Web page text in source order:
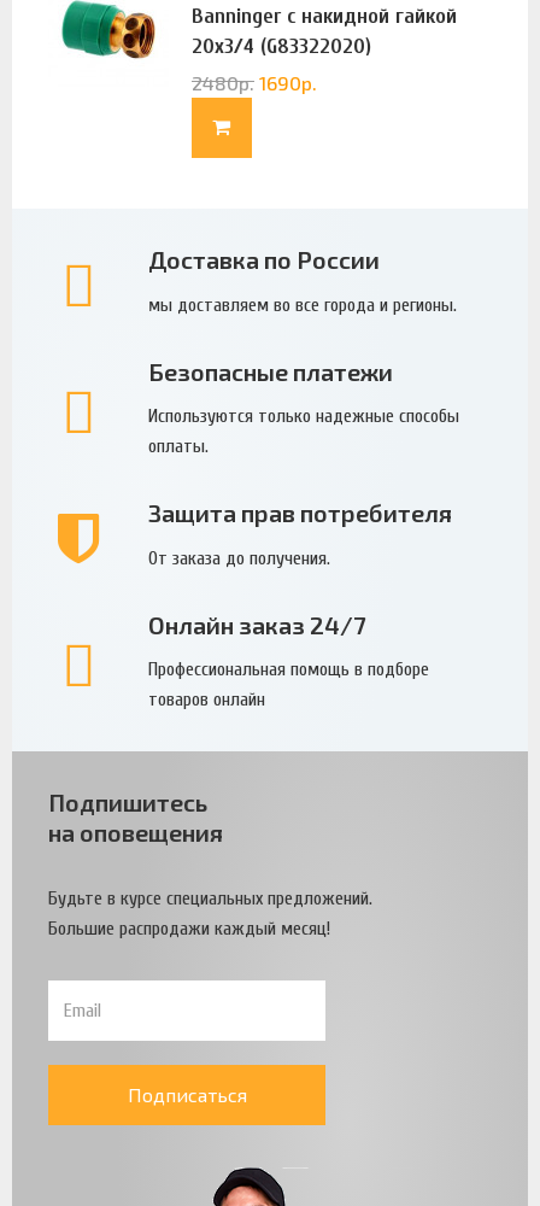
Banninger с накидной гайкой
20х3/4 (G83322020)
2480р. 1690р.
Доставка по России
мы доставляем во все города и регионы.
Безопасные платежи
Используются только надежные способы
оплаты.
Защита прав потребителя
От заказа до получения.
Онлайн заказ 24/7
Профессиональная помощь в подборе
товаров онлайн
Подпишитесь
на оповещения
Будьте в курсе специальных предложений.
Большие распродажи каждый месяц!
Подписаться